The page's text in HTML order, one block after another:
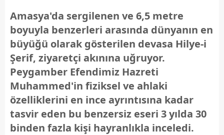
Amasya'da sergilenen ve 6,5 metre
boyuyla benzerleri arasında dünyanın en
büyüğü olarak gösterilen devasa Hilye-i
Şerif, ziyaretçi akınına uğruyor.
Peygamber Efendimiz Hazreti
Muhammed'in fiziksel ve ahlaki
özelliklerini en ince ayrıntısına kadar
tasvir eden bu benzersiz eseri 3 yılda 30
binden fazla kişi hayranlıkla inceledi.